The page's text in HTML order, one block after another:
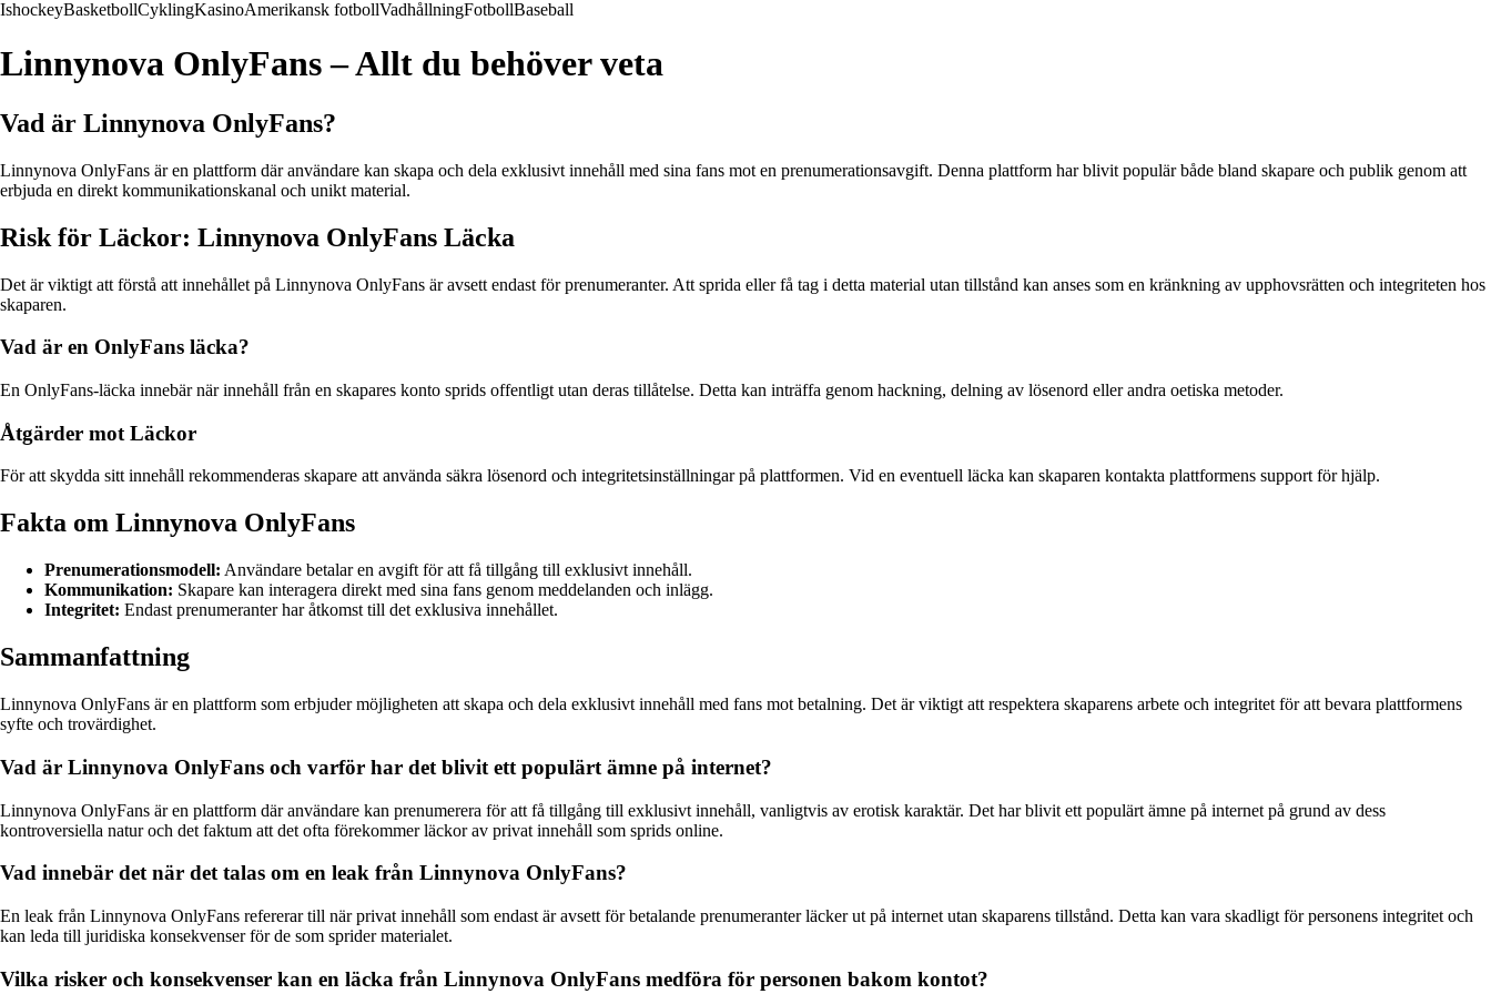
IshockeyBasketbollCyklingKasinoAmerikansk fotbollVadhållningFotbollBaseball
Linnynova OnlyFans – Allt du behöver veta
Vad är Linnynova OnlyFans?
Linnynova OnlyFans är en plattform där användare kan skapa och dela exklusivt innehåll med sina fans mot en prenumerationsavgift. Denna plattform har blivit populär både bland skapare och publik genom att
erbjuda en direkt kommunikationskanal och unikt material.
Risk för Läckor: Linnynova OnlyFans Läcka
Det är viktigt att förstå att innehållet på Linnynova OnlyFans är avsett endast för prenumeranter. Att sprida eller få tag i detta material utan tillstånd kan anses som en kränkning av upphovsrätten och integriteten hos
skaparen.
Vad är en OnlyFans läcka?
En OnlyFans-läcka innebär när innehåll från en skapares konto sprids offentligt utan deras tillåtelse. Detta kan inträffa genom hackning, delning av lösenord eller andra oetiska metoder.
Åtgärder mot Läckor
För att skydda sitt innehåll rekommenderas skapare att använda säkra lösenord och integritetsinställningar på plattformen. Vid en eventuell läcka kan skaparen kontakta plattformens support för hjälp.
Fakta om Linnynova OnlyFans
Prenumerationsmodell: Användare betalar en avgift för att få tillgång till exklusivt innehåll.
Kommunikation: Skapare kan interagera direkt med sina fans genom meddelanden och inlägg.
Integritet: Endast prenumeranter har åtkomst till det exklusiva innehållet.
Sammanfattning
Linnynova OnlyFans är en plattform som erbjuder möjligheten att skapa och dela exklusivt innehåll med fans mot betalning. Det är viktigt att respektera skaparens arbete och integritet för att bevara plattformens
syfte och trovärdighet.
Vad är Linnynova OnlyFans och varför har det blivit ett populärt ämne på internet?
Linnynova OnlyFans är en plattform där användare kan prenumerera för att få tillgång till exklusivt innehåll, vanligtvis av erotisk karaktär. Det har blivit ett populärt ämne på internet på grund av dess
kontroversiella natur och det faktum att det ofta förekommer läckor av privat innehåll som sprids online.
Vad innebär det när det talas om en leak från Linnynova OnlyFans?
En leak från Linnynova OnlyFans refererar till när privat innehåll som endast är avsett för betalande prenumeranter läcker ut på internet utan skaparens tillstånd. Detta kan vara skadligt för personens integritet och
kan leda till juridiska konsekvenser för de som sprider materialet.
Vilka risker och konsekvenser kan en läcka från Linnynova OnlyFans medföra för personen bakom kontot?